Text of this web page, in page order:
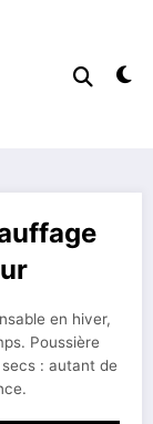
en hiver,
Poussière
: autant de